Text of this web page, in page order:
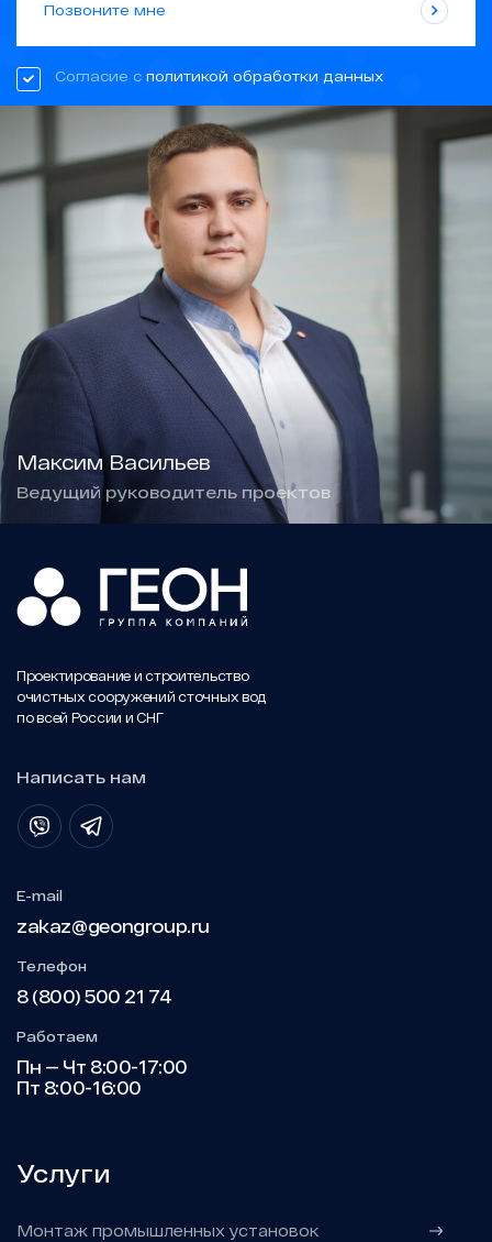
Максим Васильев
Ведущий руководитель проектов
Позвоните мне
Согласие с политикой обработки данных
Проектирование и строительство
очистных сооружений сточных вод
по всей России и СНГ
Написать нам
Услуги
Монтаж промышленных установок
E-mail
zakaz@geongroup.ru
Телефон
8 (800) 500 21 74
Работаем
Пн — Чт 8:00-17:00
Пт 8:00-16:00